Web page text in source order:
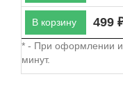
В корзину 499
* - При оформлении
минут.